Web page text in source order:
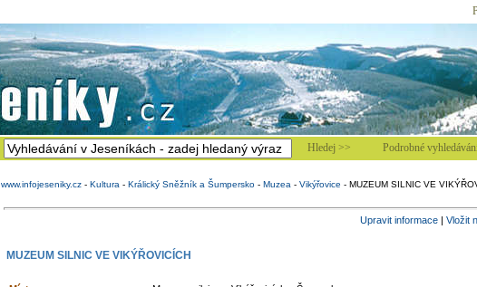
Hledej >> Podrobné
www.infojeseniky.cz- Kultura - Králický Sněžník a Šumpersko- Muzea - Vikýřovice - MUZEUM SILNIC VE
Upravit informace| Vložit
MUZEUM SILNIC VE VIKÝŘOVICÍCH